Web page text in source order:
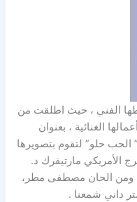
الفني ، حيث اطلقت من
الغنائية ، بعنوان
الحب حلو” لتقوم بتصويرها
الأمريكي مارتيفرك د.
ومن الحان مصطفى مطر،
داني شمعنا .